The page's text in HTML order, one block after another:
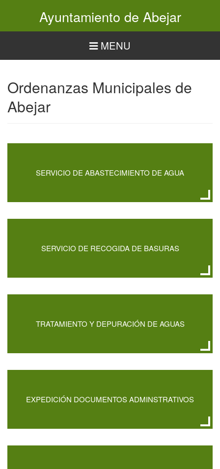
Ayuntamiento de Abejar
MENU
Ordenanzas Municipales de
Abejar
SERVICIO DE ABASTECIMIENTO DE AGUA
SERVICIO DE RECOGIDA DE BASURAS
TRATAMIENTO Y DEPURACIÓN DE AGUAS
EXPEDICIÓN DOCUMENTOS ADMINSTRATIVOS